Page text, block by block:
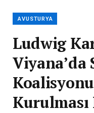
AVUSTURYA
Ludwig
Viyana’da